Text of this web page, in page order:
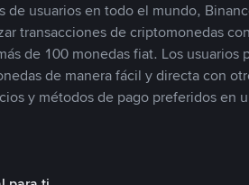
de usuarios en todo el mundo,
transacciones de criptomonedas
de 100 monedas fiat. Los usuarios
de manera fácil y directa con
y métodos de pago preferidos en